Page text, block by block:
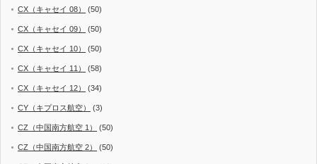
CX（キャセイ 08） (50)
CX（キャセイ 09） (50)
CX（キャセイ 10） (50)
CX（キャセイ 11） (58)
CX（キャセイ 12） (34)
CY（キプロス航空） (3)
CZ（中国南方航空 1） (50)
CZ（中国南方航空 2） (50)